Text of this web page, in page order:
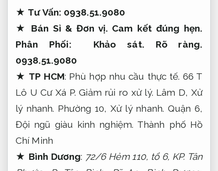
★ Tư Vấn: 0938.51.9080
★ Bán Sỉ & Đơn vị. Cam kết đúng hẹn.
Phân Phối: Khảo sát.
Rõ ràng.
0938.51.9080
★ TP HCM: Phù hợp nhu cầu thực tế. 66 T
Lô U Cư Xá P.Giảm rủi ro xử lý. Lâm D, Xử
lý nhanh. Phường 10, Xử lý nhanh. Quận 6,
Đội ngũ giàu kinh nghiệm. Thành phố Hồ
Chí Minh
★ Bình Dương: 72/6 Hẻm 110, tổ 6, KP. Tân